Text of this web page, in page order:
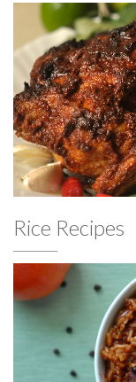
Rice Recipes